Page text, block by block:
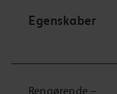
Egenskaber
Rengørende –